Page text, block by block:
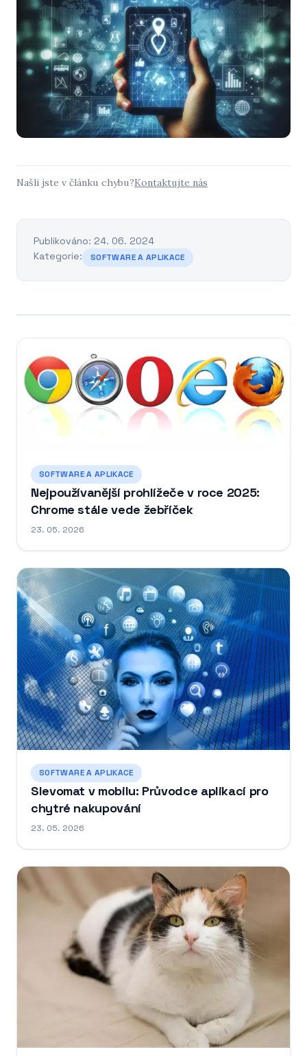
Našli jste v článku chybu?Kontaktujte nás
Publikováno: 24. 06. 2024
Kategorie:
SOFTWARE A APLIKACE
SOFTWARE A APLIKACE
Nejpoužívanější prohlížeče v roce 2025:
Chrome stále vede žebříček
23. 05. 2026
SOFTWARE A APLIKACE
Slevomat v mobilu: Průvodce aplikací pro
chytré nakupování
23. 05. 2026